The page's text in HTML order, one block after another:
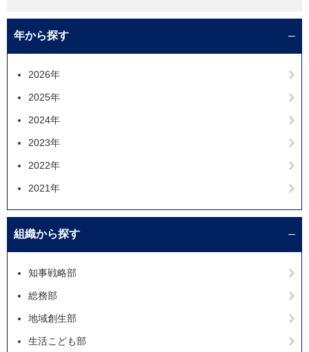
年から探す
2026年
2025年
2024年
2023年
2022年
2021年
組織から探す
知事戦略部
総務部
地域創生部
生活こども部